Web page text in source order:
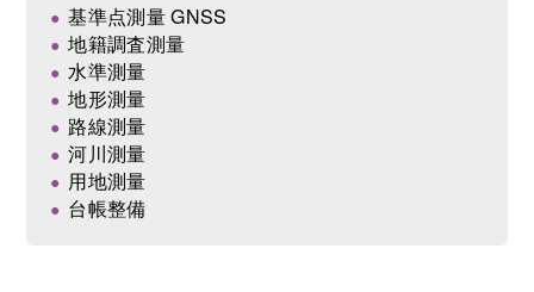
基準点測量 GNSS
地籍調査測量
水準測量
地形測量
路線測量
河川測量
用地測量
台帳整備